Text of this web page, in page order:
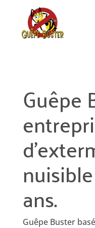
Guêpe
ans.
Guêpe Buster